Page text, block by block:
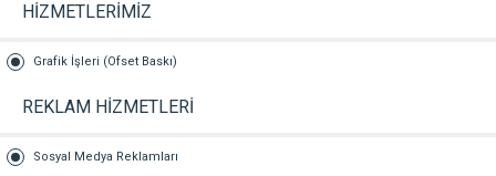
HİZMETLERİMİZ
Grafik İşleri (Ofset Baskı)
REKLAM HİZMETLERİ
Sosyal Medya Reklamları